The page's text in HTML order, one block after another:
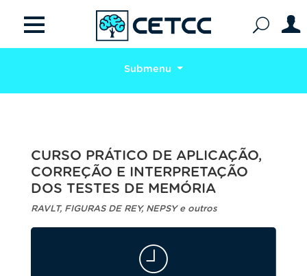
Submenu
CURSO PRÁTICO DE APLICAÇÃO,
CORREÇÃO E INTERPRETAÇÃO
DOS TESTES DE MEMÓRIA
RAVLT, FIGURAS DE REY, NEPSY e outros